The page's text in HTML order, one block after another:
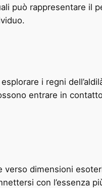
può rappresentare il
i regni
entrare in
dimensioni
con l’essenza